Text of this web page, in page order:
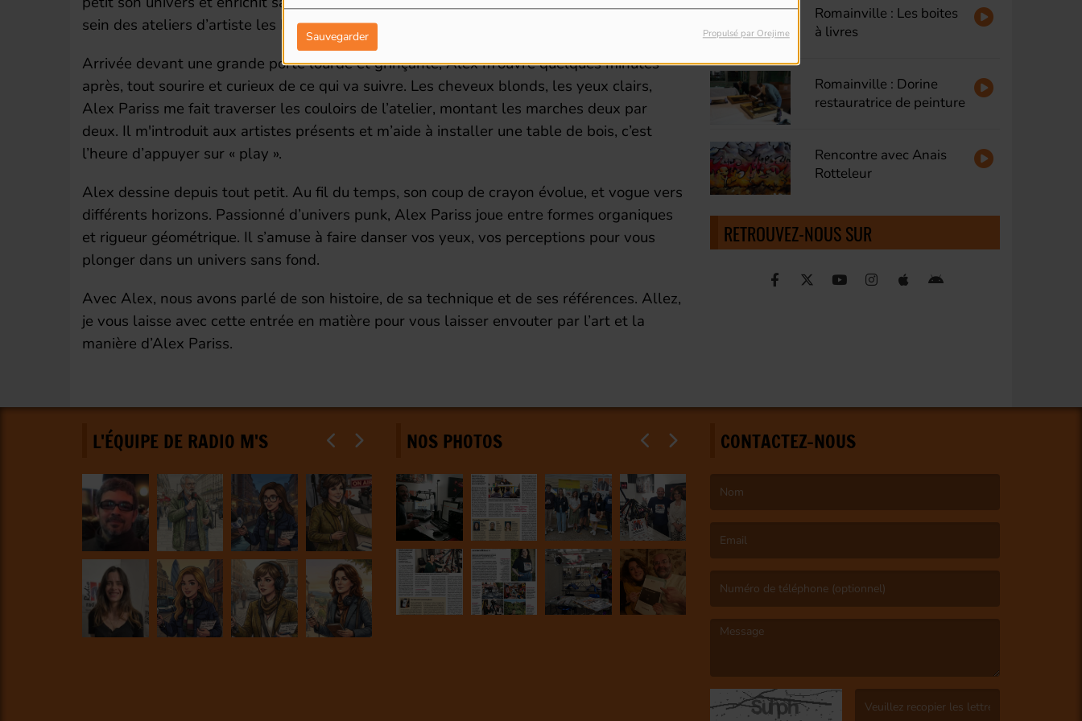
Sauvegarder Propulsé par Orejime
sein des ateliers d’artiste les DOCS pour rencontrer Alex.
Arrivée devant une grande porte lourde et grinçante, Alex m’ouvre quelques minutes
après, tout sourire et curieux de ce qui va suivre. Les cheveux blonds, les yeux clairs,
Alex Pariss me fait traverser les couloirs de l’atelier, montant les marches deux par
deux. Il m'introduit aux artistes présents et m’aide à installer une table de bois, c’est
l’heure d’appuyer sur « play ».
Alex dessine depuis tout petit. Au fil du temps, son coup de crayon évolue, et vogue vers
différents horizons. Passionné d’univers punk, Alex Pariss joue entre formes organiques
et rigueur géométrique. Il s’amuse à faire danser vos yeux, vos perceptions pour vous
plonger dans un univers sans fond.
Avec Alex, nous avons parlé de son histoire, de sa technique et de ses références. Allez,
je vous laisse avec cette entrée en matière pour vous laisser envouter par l’art et la
manière d’Alex Pariss.
Romainville : Les boites
à livres
Romainville : Dorine
restauratrice de peinture
Rencontre avec Anais
Rotteleur
RETROUVEZ-NOUS SUR
L'ÉQUIPE DE RADIO M'S NOS PHOTOS CONTACTEZ-NOUS